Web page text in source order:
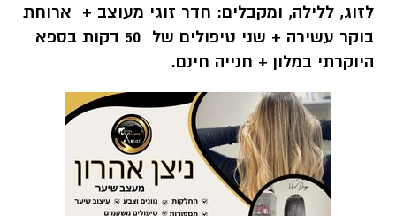
לזוג, ללילה, ומקבלים: חדר זוגי מעוצב + ארוחת
בוקר עשירה + שני טיפולים של 50 דקות בספא
היוקרתי במלון + חנייה חינם.